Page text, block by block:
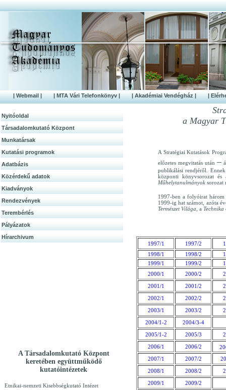
| Webmail | | MTA Vári Telefonkönyv | | Akadémiai Vendégház | |
Nyitóoldal
Társadalomkutató Központ
Munkatársak
Kutatási programok
Adatbázis
Közérdek­ű adatok
Kiadványok
Rendezvények
Terembérlés
Pályázatok
Hírarchivum
A Társadalomkutató Központ
keretében együttműködő
kutatóintézetek
Etnikai-nemzeti Kisebbségkutató Intézet
a Magyar
A Stratégiai Kutatások
előzetes megvitatás után –
publikálási rendjéről.
központi könyvsorozat és
Műhelytanulmányok sorozat
1997-ben a folyóirat három
1999-ig hat számot, azóta
Természet Világa, a Technika
1997/1 1997/2
1998/1
1998/2
1999/1
1999/2
2000/1
2000/2
2001/1
2001/2
2002/1
2002/2
2003/1
2003/2
2004/1-2
2004/3-4
2005/1-2
2005/3
2006/1
2006/2
2007/1
2007/2
2008/1
2008/2
2009/1
2009/2